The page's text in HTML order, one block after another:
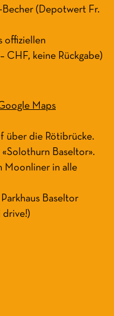
(Depotwert Fr.
offiziellen
CHF, keine Rückgabe)
Maps
über die Rötibrücke.
Baseltor».
Moonliner in alle
Baseltor
drive!)